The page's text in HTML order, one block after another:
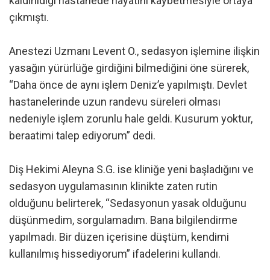
çıkmıştı.
Anestezi Uzmanı Levent O., sedasyon işlemine ilişkin
yasağın yürürlüğe girdiğini bilmediğini öne sürerek,
“Daha önce de aynı işlem Deniz’e yapılmıştı. Devlet
hastanelerinde uzun randevu süreleri olması
nedeniyle işlem zorunlu hale geldi. Kusurum yoktur,
beraatimi talep ediyorum” dedi.
Diş Hekimi Aleyna S.G. ise kliniğe yeni başladığını ve
sedasyon uygulamasının klinikte zaten rutin
olduğunu belirterek, “Sedasyonun yasak olduğunu
düşünmedim, sorgulamadım. Bana bilgilendirme
yapılmadı. Bir düzen içerisine düştüm, kendimi
kullanılmış hissediyorum” ifadelerini kullandı.